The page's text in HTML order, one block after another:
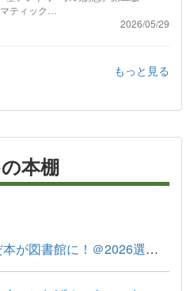
ティック…
2026/05/29
もっと見る
本棚
【本館】あなたが選んだ本が図書館に！＠2026選書会